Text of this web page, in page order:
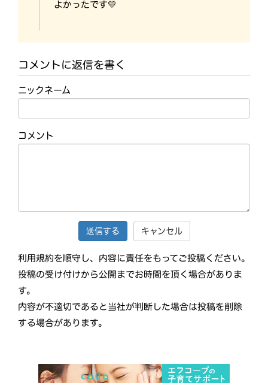
よかったです💛
コメントに返信を書く
ニックネーム
コメント
キャンセル
利用規約を順守し、内容に責任をもってご投稿ください。
投稿の受け付けから公開までお時間を頂く場合がありま
す。
内容が不適切であると当社が判断した場合は投稿を削除
する場合があります。